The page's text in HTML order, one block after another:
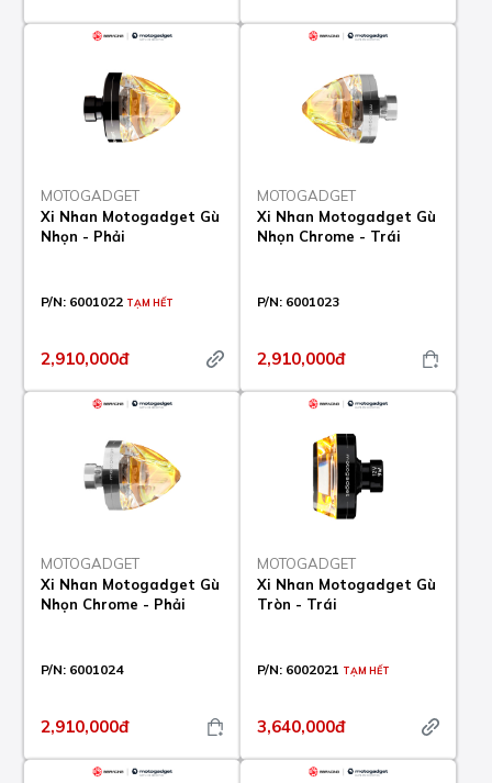
MOTOGADGET
Xi Nhan Motogadget Gù
Nhọn - Phải
P/N: 6001022 TẠM HẾT
2,910,000đ
MOTOGADGET
Xi Nhan Motogadget Gù
Nhọn Chrome - Trái
P/N: 6001023
2,910,000đ
MOTOGADGET
Xi Nhan Motogadget Gù
Nhọn Chrome - Phải
P/N: 6001024
2,910,000đ
MOTOGADGET
Xi Nhan Motogadget Gù
Tròn - Trái
P/N: 6002021 TẠM HẾT
3,640,000đ